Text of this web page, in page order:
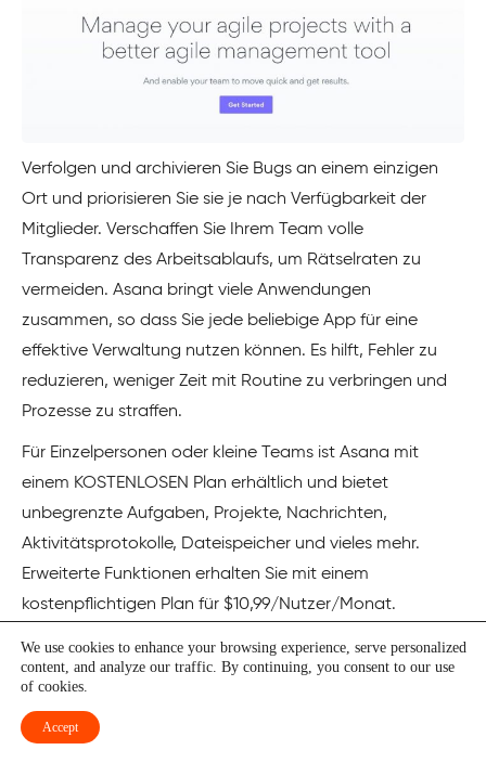
Verfolgen und archivieren Sie Bugs an einem einzigen
Ort und priorisieren Sie sie je nach Verfügbarkeit der
Mitglieder. Verschaffen Sie Ihrem Team volle
Transparenz des Arbeitsablaufs, um Rätselraten zu
vermeiden. Asana bringt viele Anwendungen
zusammen, so dass Sie jede beliebige App für eine
effektive Verwaltung nutzen können. Es hilft, Fehler zu
reduzieren, weniger Zeit mit Routine zu verbringen und
Prozesse zu straffen.
Für Einzelpersonen oder kleine Teams ist Asana mit
einem KOSTENLOSEN Plan erhältlich und bietet
unbegrenzte Aufgaben, Projekte, Nachrichten,
Aktivitätsprotokolle, Dateispeicher und vieles mehr.
Erweiterte Funktionen erhalten Sie mit einem
kostenpflichtigen Plan für $10,99/Nutzer/Monat.
Try Asana
Damit haben Sie nun einen guten Überblick über die
We use cookies to enhance your browsing experience, serve personalized
content, and analyze our traffic. By continuing, you consent to our use
of cookies.
Accept